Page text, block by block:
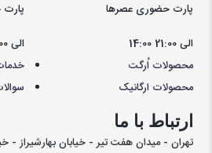
10:00 الی 14:00
پارت حضوری عصرها
14:00 الی 21:00
محصولات اُرگت
محصولات ارگانیک
ارتباط با ما
تهران - میدان هفت تیر - خیابان بهارشیراز -